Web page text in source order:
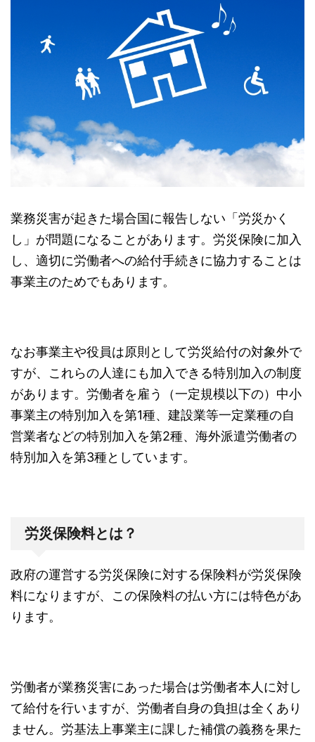
業務災害が起きた場合国に報告しない「労災かく
し」が問題になることがあります。労災保険に加入
し、適切に労働者への給付手続きに協力することは
事業主のためでもあります。
なお事業主や役員は原則として労災給付の対象外で
すが、これらの人達にも加入できる特別加入の制度
があります。労働者を雇う（一定規模以下の）中小
事業主の特別加入を第1種、建設業等一定業種の自
営業者などの特別加入を第2種、海外派遣労働者の
特別加入を第3種としています。
労災保険料とは？
政府の運営する労災保険に対する保険料が労災保険
料になりますが、この保険料の払い方には特色があ
ります。
労働者が業務災害にあった場合は労働者本人に対し
て給付を行いますが、労働者自身の負担は全くあり
ません。労基法上事業主に課した補償の義務を果た